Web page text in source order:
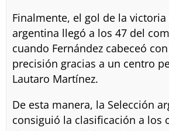
Finalmente, el gol de la victoria
argentina llegó a los 47 del
cuando Fernández cabeceó
precisión gracias a un centro
Lautaro Martínez.
De esta manera, la Selección
consiguió la clasificación a los